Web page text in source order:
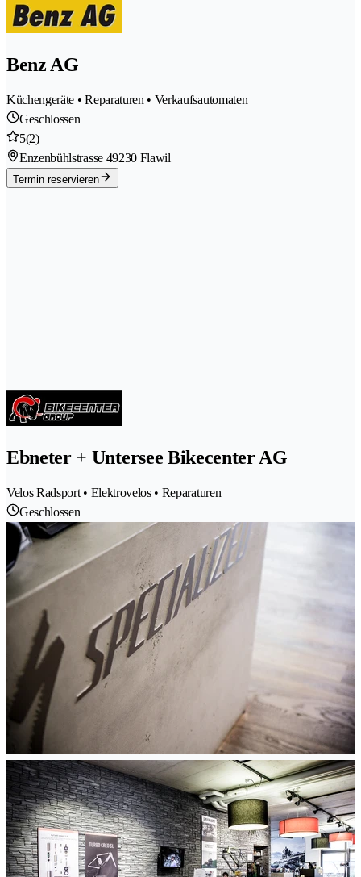
Benz AG
Küchengeräte • Reparaturen • Verkaufsautomaten
Geschlossen
5(2)
Enzenbühlstrasse 49230 Flawil
Termin reservieren
Ebneter + Untersee Bikecenter AG
Velos Radsport • Elektrovelos • Reparaturen
Geschlossen